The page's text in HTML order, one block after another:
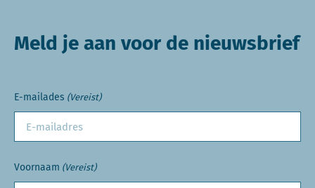
Meld je aan voor de nieuwsbrief
E-mailades (Vereist)
Voornaam (Vereist)